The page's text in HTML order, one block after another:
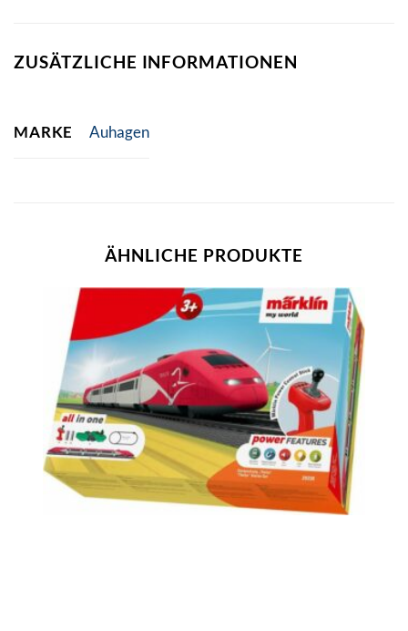
ZUSÄTZLICHE INFORMATIONEN
MARKE Auhagen
ÄHNLICHE PRODUKTE